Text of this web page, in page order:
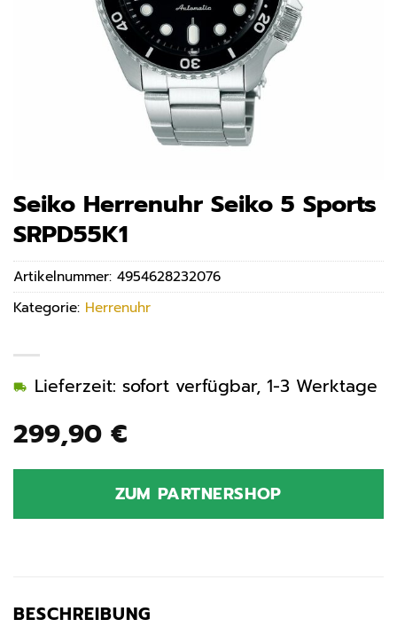
Seiko Herrenuhr Seiko 5 Sports
SRPD55K1
299,90 €
Lieferzeit: sofort verfügbar, 1-3 Werktage
ZUM PARTNERSHOP
Artikelnummer: 4954628232076
Kategorie: Herrenuhr
BESCHREIBUNG